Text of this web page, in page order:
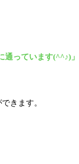
通っています(^^♪)」
きます。